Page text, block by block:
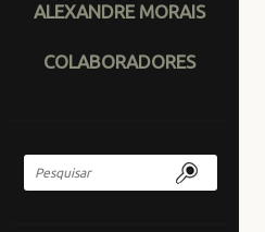
ALEXANDRE MORAIS
COLABORADORES